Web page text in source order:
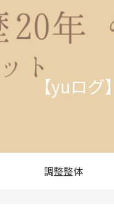
【yuログ
調整整体